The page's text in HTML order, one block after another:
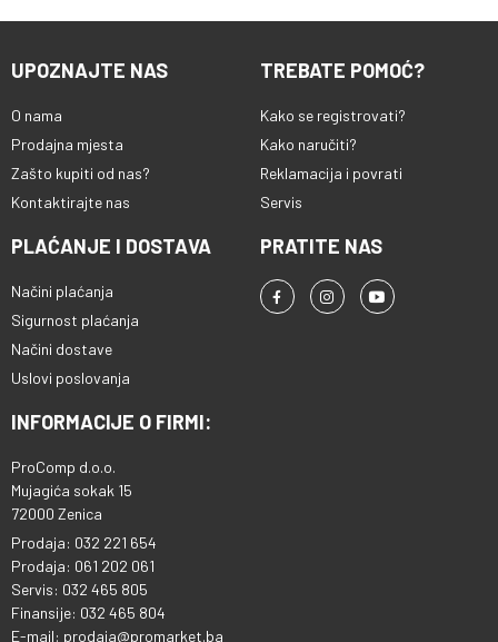
UPOZNAJTE NAS
O nama
Prodajna mjesta
Zašto kupiti od nas?
Kontaktirajte nas
TREBATE POMOĆ?
Kako se registrovati?
Kako naručiti?
Reklamacija i povrati
Servis
PLAĆANJE I DOSTAVA
Načini plaćanja
Sigurnost plaćanja
Načini dostave
Uslovi poslovanja
PRATITE NAS
INFORMACIJE O FIRMI:
ProComp d.o.o.
Mujagića sokak 15
72000 Zenica
Prodaja: 032 221 654
Prodaja: 061 202 061
Servis: 032 465 805
Finansije: 032 465 804
E-mail: prodaja@promarket.ba